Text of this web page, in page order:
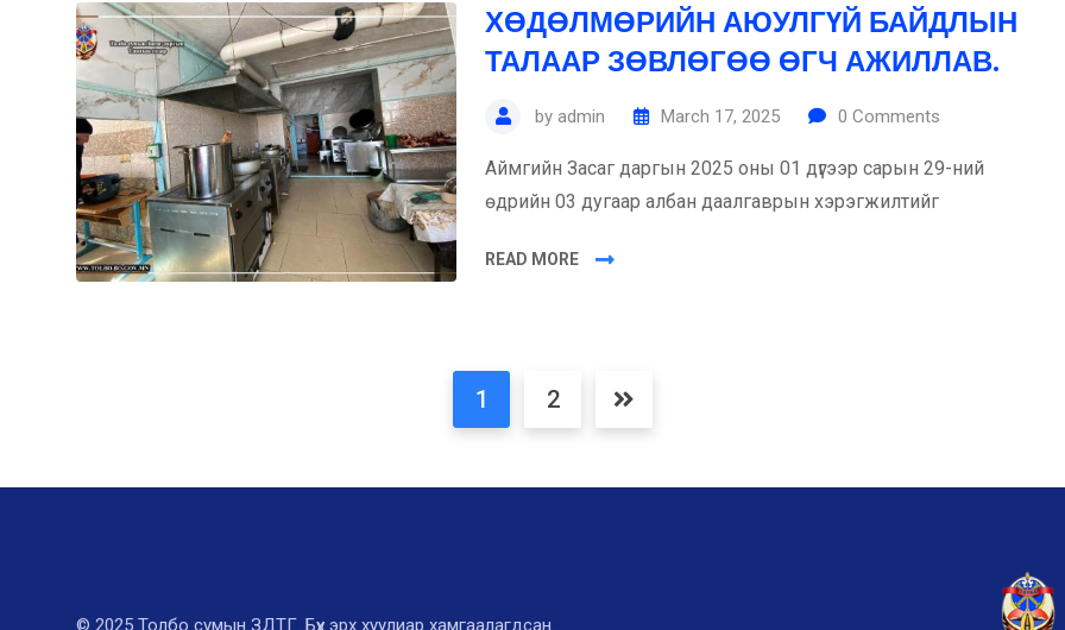
ХӨДӨЛМӨРИЙН АЮУЛГҮЙ БАЙДЛЫН
ТАЛААР ЗӨВЛӨГӨӨ ӨГЧ АЖИЛЛАВ.
byadmin March 17, 2025 0 Comments
Аймгийн Засаг даргын 2025 оны 01 дүгээр сарын 29-ний
өдрийн 03 дугаар албан даалгаврын хэрэгжилтийг
READ MORE
1 2
© 2025 Толбо сумын ЗДТГ. Бүх эрх хуулиар хамгаалагдсан.